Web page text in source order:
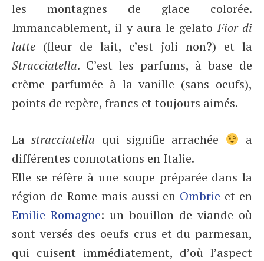
les montagnes de glace colorée.
Immancablement, il y aura le gelatoFior di
latte (fleur de lait, c’est joli non?) et la
Stracciatella. C’est les parfums, à base de
crème parfumée à la vanille (sans oeufs),
points de repère, francs et toujours aimés.
Lastracciatella qui signifie arrachée
a
différentes connotations en Italie.
Elle se réfère à une soupe préparée dans la
région de Rome mais aussi en Ombrie et en
Emilie Romagne: un bouillon de viande où
sont versés des oeufs crus et du parmesan,
qui cuisent immédiatement, d’où l’aspect